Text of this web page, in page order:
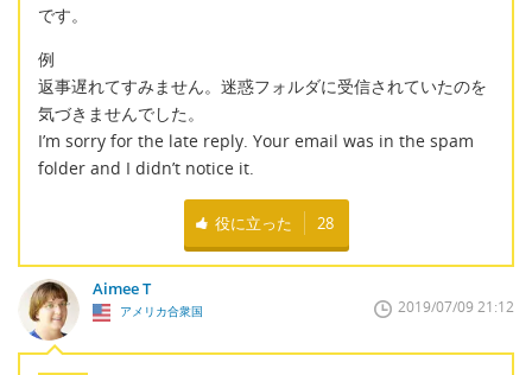
です。
例
返事遅れてすみません。迷惑フォルダに受信されていたのを
気づきませんでした。
I’m sorry for the late reply. Your email was in the spam
folder and I didn’t notice it.
役に立った 28
Aimee T
アメリカ合衆国 2019/07/09 21:12